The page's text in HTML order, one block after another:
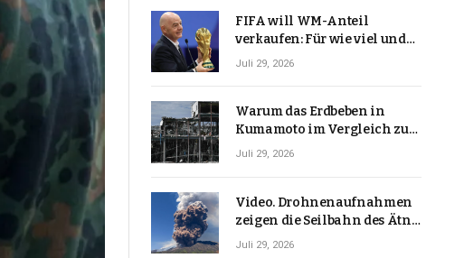
FIFA will WM-Anteil
verkaufen: Für wie viel und
warum macht Gianni
Juli 29, 2026
Warum das Erdbeben in
Kumamoto im Vergleich zu
den meisten Erdbeben, die
Juli 29, 2026
Video. Drohnenaufnahmen
zeigen die Seilbahn des Ätna
über einer Vulkanlandschaft
Juli 29, 2026